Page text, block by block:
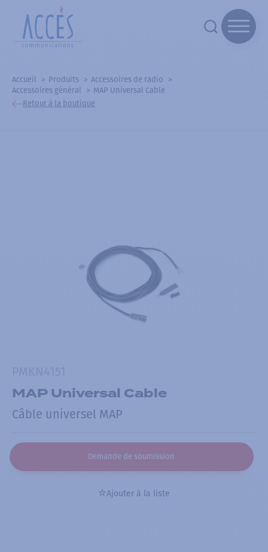
Accueil Produits
Accessoires de radio
Accessoires général
MAP Universal Cable
Retour à la boutique
MAP Universal Cable
Câble universel MAP
Demande de soumission
Ajouter à la liste